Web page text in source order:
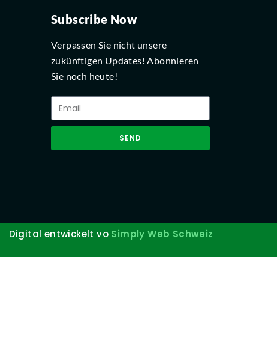
Subscribe Now
Verpassen Sie nicht unsere
zukünftigen Updates! Abonnieren
Sie noch heute!
SEND
Digital entwickelt vo Simply Web Schweiz